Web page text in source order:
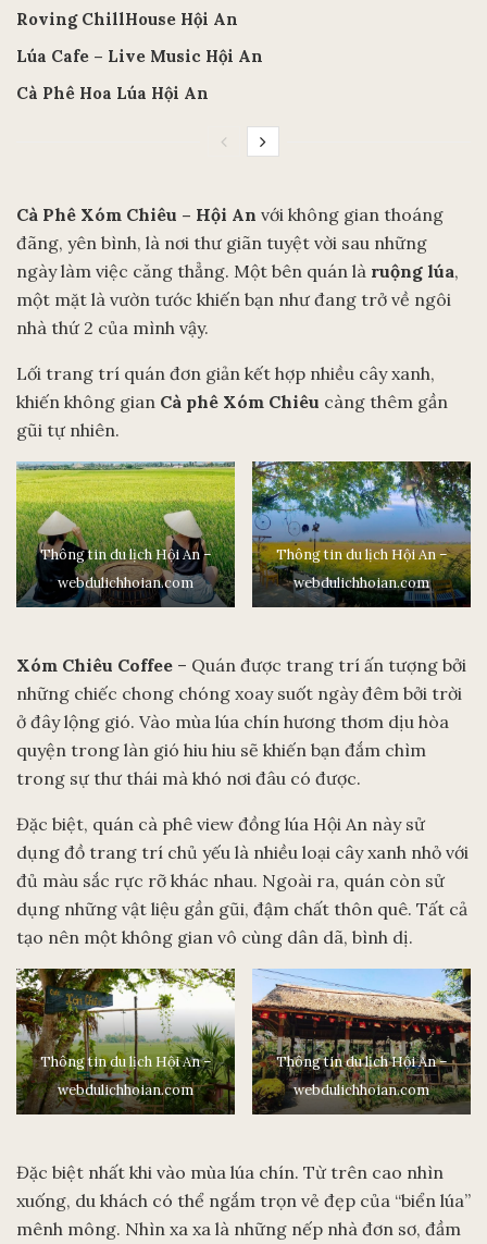
Roving ChillHouse Hội An
Lúa Cafe – Live Music Hội An
Cà Phê Hoa Lúa Hội An
Cà Phê Xóm Chiêu – Hội An với không gian thoáng
đãng, yên bình, là nơi thư giãn tuyệt vời sau những
ngày làm việc căng thẳng. Một bên quán là ruộng lúa,
một mặt là vườn tước khiến bạn như đang trở về ngôi
nhà thứ 2 của mình vậy.
Lối trang trí quán đơn giản kết hợp nhiều cây xanh,
khiến không gian Cà phê Xóm Chiêu càng thêm gần
gũi tự nhiên.
Thông tin du lịch Hội An –
webdulichhoian.com
Thông tin du lịch Hội An –
webdulichhoian.com
Xóm Chiêu Coffee – Quán được trang trí ấn tượng bởi
những chiếc chong chóng xoay suốt ngày đêm bởi trời
ở đây lộng gió. Vào mùa lúa chín hương thơm dịu hòa
quyện trong làn gió hiu hiu sẽ khiến bạn đắm chìm
trong sự thư thái mà khó nơi đâu có được.
Đặc biệt, quán cà phê view đồng lúa Hội An này sử
dụng đồ trang trí chủ yếu là nhiều loại cây xanh nhỏ với
đủ màu sắc rực rỡ khác nhau. Ngoài ra, quán còn sử
dụng những vật liệu gần gũi, đậm chất thôn quê. Tất cả
tạo nên một không gian vô cùng dân dã, bình dị.
Thông tin du lịch Hội An –
webdulichhoian.com
Thông tin du lịch Hội An –
webdulichhoian.com
Đặc biệt nhất khi vào mùa lúa chín. Từ trên cao nhìn
xuống, du khách có thể ngắm trọn vẻ đẹp của “biển lúa”
mênh mông. Nhìn xa xa là những nếp nhà đơn sơ, đầm